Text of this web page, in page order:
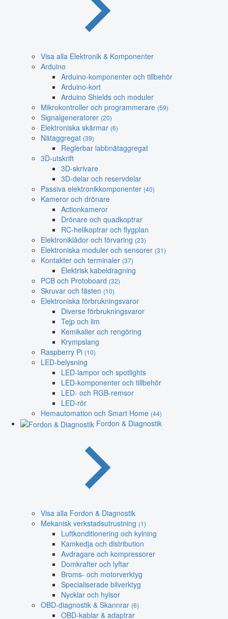
Visa alla Elektronik & Komponenter
Arduino
Arduino-komponenter och tillbehör
Arduino-kort
Arduino Shields och moduler
Mikrokontroller och programmerare (59)
Signalgeneratorer (20)
Elektroniska skärmar (6)
Nätaggregat (39)
Reglerbar labbnätaggregat
3D-utskrift
3D-skrivare
3D-delar och reservdelar
Passiva elektronikkomponenter (40)
Kameror och drönare
Actionkameror
Drönare och quadkoptrar
RC-helikoptrar och flygplan
Elektroniklådor och förvaring (23)
Elektroniska moduler och sensorer (31)
Kontakter och terminaler (37)
Elektrisk kabeldragning
PCB och Protoboard (32)
Skruvar och fästen (10)
Elektroniska förbrukningsvaror
Diverse förbrukningsvaror
Tejp och lim
Kemikalier och rengöring
Krympslang
Raspberry Pi (10)
LED-belysning
LED-lampor och spotlights
LED-komponenter och tillbehör
LED- och RGB-remsor
LED-rör
Hemautomation och Smart Home (44)
Fordon & Diagnostik
Visa alla Fordon & Diagnostik
Mekanisk verkstadsutrustning (1)
Luftkonditionering och kylning
Kamkedja och distribution
Avdragare och kompressorer
Domkrafter och lyftar
Broms- och motorverktyg
Specialiserade bilverktyg
Nycklar och hylsor
OBD-diagnostik & Skannrar (6)
OBD-kablar & adaptrar